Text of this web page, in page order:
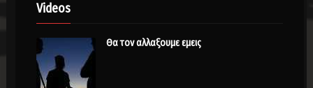
Videos
Θα τον αλλαξουμε εμεις